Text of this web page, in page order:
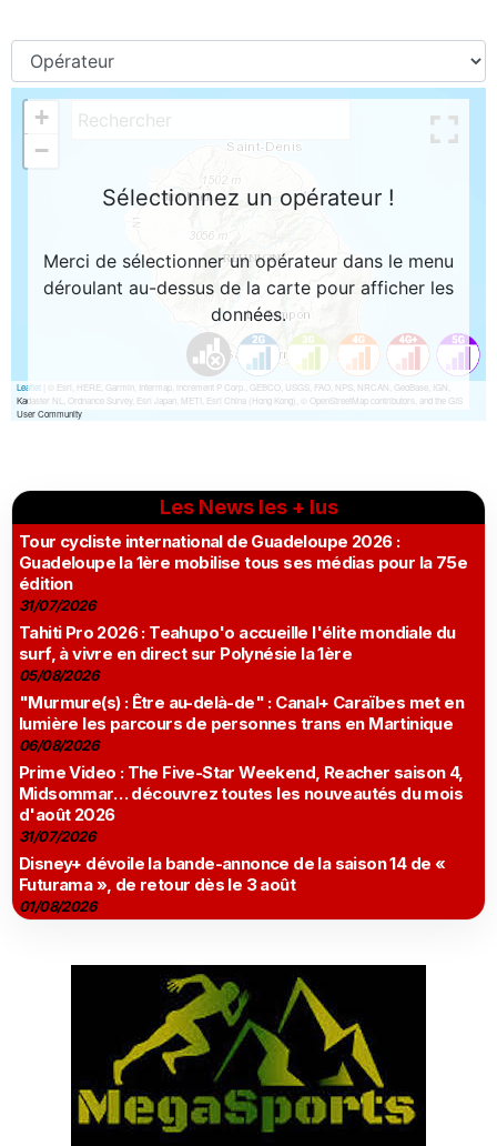
Les News les + lus
Tour cycliste international de Guadeloupe 2026 :
Guadeloupe la 1ère mobilise tous ses médias pour la 75e
édition
31/07/2026
Tahiti Pro 2026 : Teahupo'o accueille l'élite mondiale du
surf, à vivre en direct sur Polynésie la 1ère
05/08/2026
"Murmure(s) : Être au-delà-de" : Canal+ Caraïbes met en
lumière les parcours de personnes trans en Martinique
06/08/2026
Prime Video : The Five-Star Weekend, Reacher saison 4,
Midsommar… découvrez toutes les nouveautés du mois
d'août 2026
31/07/2026
Disney+ dévoile la bande-annonce de la saison 14 de «
Futurama », de retour dès le 3 août
01/08/2026